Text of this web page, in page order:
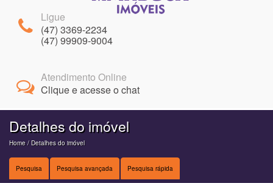
Ligue
(47) 3369-2234
(47) 99909-9004
Atendimento Online
Clique e acesse o chat
Detalhes do imóvel
Home / Detalhes do imóvel
Pesquisa Pesquisa avançada Pesquisa rápida